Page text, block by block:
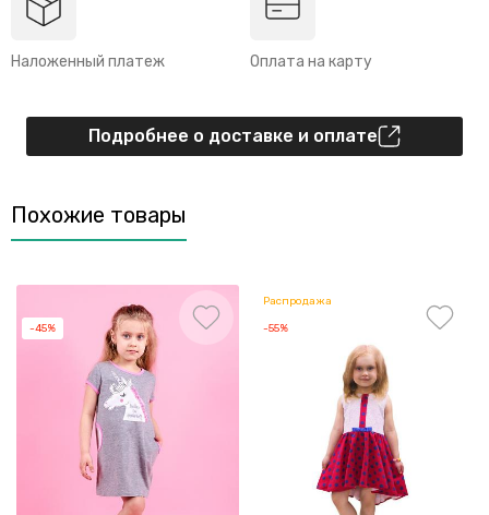
Наложенный платеж Оплата на карту
Подробнее о доставке и оплате
Похожие товары
-45%
Распродажа
-55%